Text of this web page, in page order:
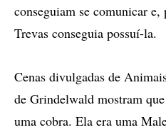
conseguiam se comunicar
Trevas conseguia possuí-la.
Cenas divulgadas de
de Grindelwald mostram
uma cobra. Ela era uma